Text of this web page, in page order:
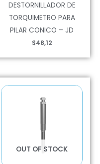
DESTORNILLADOR DE
TORQUIMETRO PARA
PILAR CONICO – JD
$48,12
OUT OF STOCK